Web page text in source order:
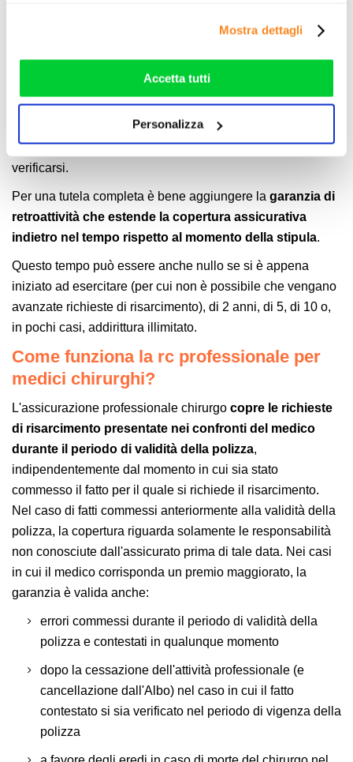
che hanno raccolto dal suo utilizzo dei loro servizi. Vedi
rifiutare o personalizzare il tuo consenso: cliccando sul
tasto "Accetta tutti”, selezionando le diverse categorie di
Mostra dettagli
Accetta tutti
Personalizza
attivato nel momento in cui viene richiesto il
risarcimento, aprescindere da quando l'atto si sia
in quanto, molto spesso, intercorre del tempo tra
il verificarsi del danno e la sua percezione.
All'opposto funziona il regime di loss occurence che
prevede che la richiesta del danno sia contestuale al suo
verificarsi.
Per una tutela completa è bene aggiungere la garanzia di
retroattività che estende la copertura assicurativa
indietro nel tempo rispetto al momento della stipula.
Questo tempo può essere anche nullo se si è appena
iniziato ad esercitare (per cui non è possibile che vengano
avanzate richieste di risarcimento), di 2 anni, di 5, di 10 o,
in pochi casi, addirittura illimitato.
Come funziona la rc professionale per
medici chirurghi?
L'assicurazione professionale chirurgo copre le richieste
di risarcimento presentate nei confronti del medico
durante il periodo di validità della polizza,
indipendentemente dal momento in cui sia stato
commesso il fatto per il quale si richiede il risarcimento.
Nel caso di fatti commessi anteriormente alla validità della
polizza, la copertura riguarda solamente le responsabilità
non conosciute dall'assicurato prima di tale data. Nei casi
in cui il medico corrisponda un premio maggiorato, la
garanzia è valida anche:
errori commessi durante il periodo di validità della
polizza e contestati in qualunque momento
dopo la cessazione dell'attività professionale (e
cancellazione dall'Albo) nel caso in cui il fatto
contestato si sia verificato nel periodo di vigenza della
polizza